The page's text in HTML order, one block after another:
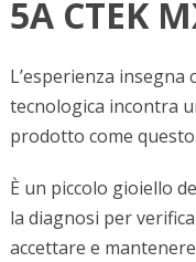
5A CTEK
L’esperienza insegna
tecnologica incontra
prodotto come questo.
È un piccolo gioiello
la diagnosi per
accettare e